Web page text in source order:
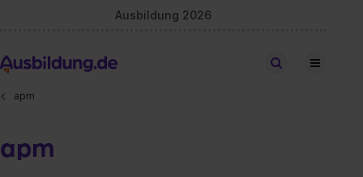
Ausbildung 2026
Stellen finden
apm
apm